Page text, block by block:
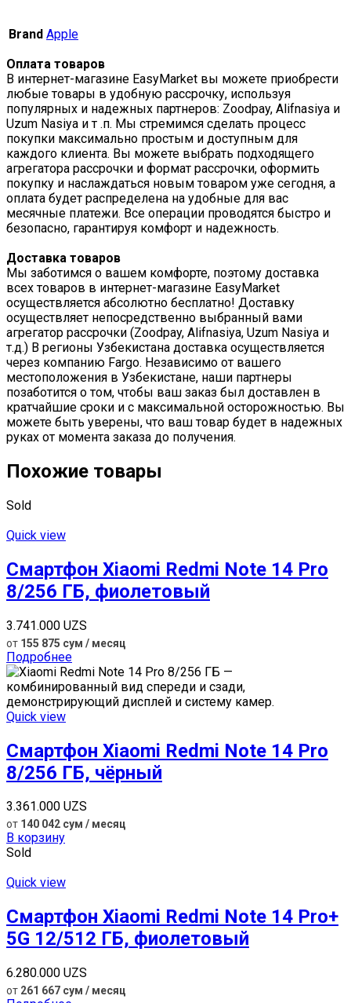
Brand Apple
Оплата товаров
В интернет-магазине EasyMarket вы можете приобрести
любые товары в удобную рассрочку, используя
популярных и надежных партнеров: Zoodpay, Alifnasiya и
Uzum Nasiya и т .п. Мы стремимся сделать процесс
покупки максимально простым и доступным для
каждого клиента. Вы можете выбрать подходящего
агрегатора рассрочки и формат рассрочки, оформить
покупку и наслаждаться новым товаром уже сегодня, а
оплата будет распределена на удобные для вас
месячные платежи. Все операции проводятся быстро и
безопасно, гарантируя комфорт и надежность.
Доставка товаров
Мы заботимся о вашем комфорте, поэтому доставка
всех товаров в интернет-магазине EasyMarket
осуществляется абсолютно бесплатно! Доставку
осуществляет непосредственно выбранный вами
агрегатор рассрочки (Zoodpay, Alifnasiya, Uzum Nasiya и
т.д.) В регионы Узбекистана доставка осуществляется
через компанию Fargo. Независимо от вашего
местоположения в Узбекистане, наши партнеры
позаботится о том, чтобы ваш заказ был доставлен в
кратчайшие сроки и с максимальной осторожностью. Вы
можете быть уверены, что ваш товар будет в надежных
руках от момента заказа до получения.
Похожие товары
Sold
Quick view
Смартфон Xiaomi Redmi Note 14 Pro
8/256 ГБ, фиолетовый
3.741.000 UZS
от 155 875 сум / месяц
Подробнее
Quick view
Смартфон Xiaomi Redmi Note 14 Pro
8/256 ГБ, чёрный
3.361.000 UZS
от 140 042 сум / месяц
В корзину
Sold
Quick view
Смартфон Xiaomi Redmi Note 14 Pro+
5G 12/512 ГБ, фиолетовый
6.280.000 UZS
от 261 667 сум / месяц